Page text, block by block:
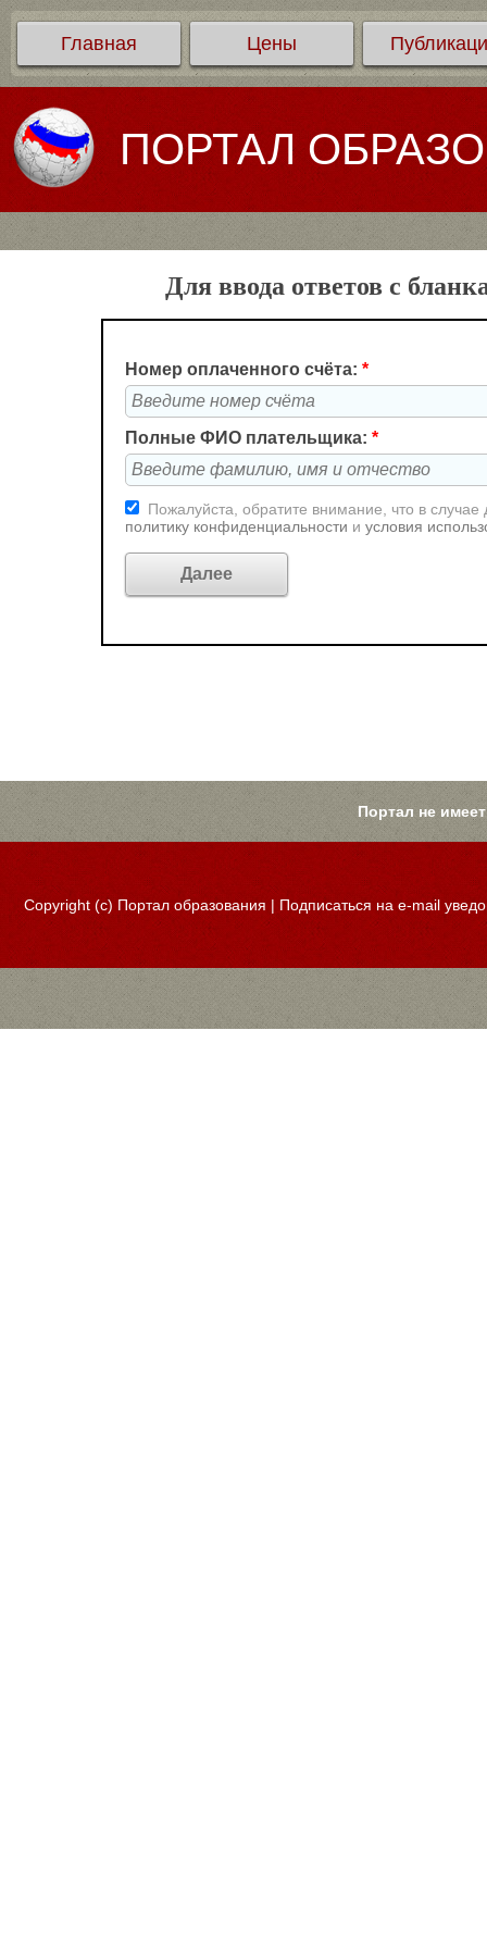
Главная Цены
ПОРТАЛ
Для ввода ответов с
Номер оплаченного счёта: *
Полные ФИО плательщика: *
Пожалуйста, обратите внимание, что в
политику конфиденциальности и условия
Портал не
Copyright (c) Портал образования | Подписаться на e-mail